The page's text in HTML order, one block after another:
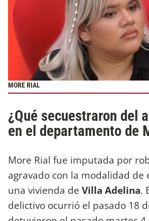
MORE RIAL
¿Qué secuestraron del
en el departamento de
More Rial fue imputada por
agravado con la modalidad de
una vivienda de Villa Adelina.
delictivo ocurrió el pasado 18